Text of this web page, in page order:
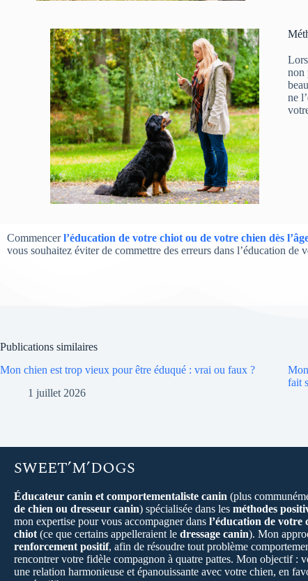
non
ne
Commencerl’éducation de votre chiot ou de votre chien dès
vous souhaitez éviter de commettre des erreurs dans l’éducation de
Publications similaires
Mon chien est trop vieux pour être éduqué : vrai ou faux ?
1 juillet 2026
fait
SWEET’M’DOGS
Éducateur canin et comportementaliste canin (plus
de chien ou dresseur canin) spécialisée dans les méthodes
mon expertise pour vous accompagner dans l’éducation de votre
chiot (ce que certains appelleraient le dressage canin). Mon
renforcement positif, afin de résoudre tout problème
rencontrer votre fidèle compagnon à quatre pattes. Mon objectif :
une relation harmonieuse et épanouissante avec votre chien, en